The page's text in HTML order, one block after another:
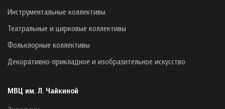
Инструментальные коллективы
Театральные и цирковые коллективы
Фольклорные коллективы
Декоративно-прикладное и изобразительное искусство
МВЦ им. Л. Чайкиной